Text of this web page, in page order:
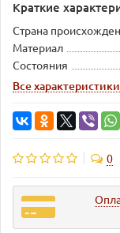
Краткие
Страна
Материал
Состояния
Все характеристики
0